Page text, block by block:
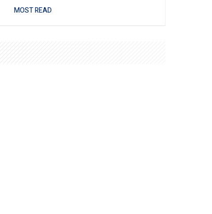
MOST READ